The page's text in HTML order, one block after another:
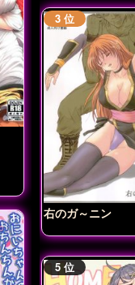
右のガ～ニン